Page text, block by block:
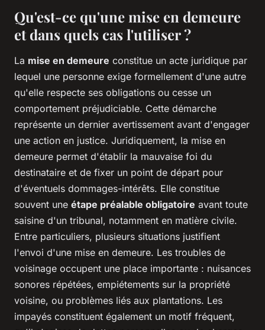
Qu'est-ce qu'une mise en demeure
et dans quels cas l'utiliser ?
La mise en demeure constitue un acte juridique par
lequel une personne exige formellement d'une autre
qu'elle respecte ses obligations ou cesse un
comportement préjudiciable. Cette démarche
représente un dernier avertissement avant d'engager
une action en justice. Juridiquement, la mise en
demeure permet d'établir la mauvaise foi du
destinataire et de fixer un point de départ pour
d'éventuels dommages-intérêts. Elle constitue
souvent une étape préalable obligatoire avant toute
saisine d'un tribunal, notamment en matière civile.
Entre particuliers, plusieurs situations justifient
l'envoi d'une mise en demeure. Les troubles de
voisinage occupent une place importante : nuisances
sonores répétées, empiétements sur la propriété
voisine, ou problèmes liés aux plantations. Les
impayés constituent également un motif fréquent,